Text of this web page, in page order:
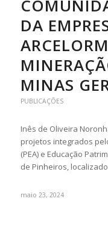
DA
MINAS
PUBLICAÇÕES
Inês de Oliveira
projetos integrados
(PEA) e Educação
de Pinheiros,
maio 23, 2024